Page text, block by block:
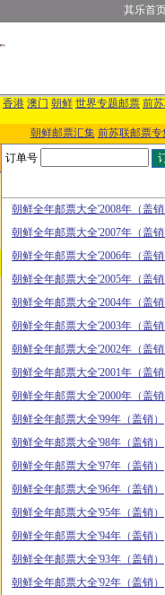
其乐首
香港 澳门 朝鲜 世界专题邮票 前
朝鲜邮票汇集 前苏联邮票专
订单号
朝鲜全年邮票大全'2008年（盖
朝鲜全年邮票大全'2007年（盖
朝鲜全年邮票大全'2006年（盖
朝鲜全年邮票大全'2005年（盖
朝鲜全年邮票大全'2004年（盖
朝鲜全年邮票大全'2003年（盖
朝鲜全年邮票大全'2002年（盖
朝鲜全年邮票大全'2001年（盖
朝鲜全年邮票大全'2000年（盖
朝鲜全年邮票大全'99年（盖销）
朝鲜全年邮票大全'98年（盖销）
朝鲜全年邮票大全'97年（盖销）
朝鲜全年邮票大全'96年（盖销）
朝鲜全年邮票大全'95年（盖销）
朝鲜全年邮票大全'94年（盖销）
朝鲜全年邮票大全'93年（盖销）
朝鲜全年邮票大全'92年（盖销）